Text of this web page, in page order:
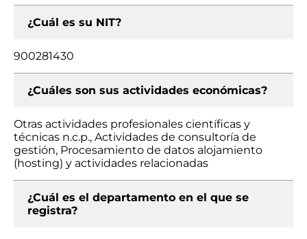
¿Cuál es su NIT?
900281430
¿Cuáles son sus actividades económicas?
Otras actividades profesionales científicas y
técnicas n.c.p., Actividades de consultoría de
gestión, Procesamiento de datos alojamiento
(hosting) y actividades relacionadas
¿Cuál es el departamento en el que se
registra?